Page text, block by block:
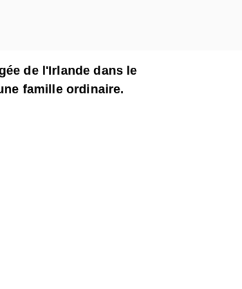
de l'Irlande dans le
famille ordinaire.